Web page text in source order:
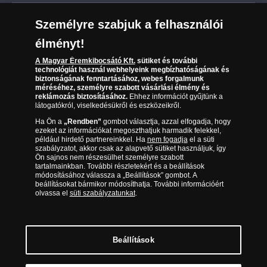
Kézbesítés
Reklamáció
Visszaküldés
Elállási űrlap
Karrier
Sütik (cookies) használata
Süti (cookies)Beállítások
Társaságunkról
Az érmék és érmek ára és értéke
Gyakran ismételt kérdések
Adatkezelés
06 80 888 889
(díjmentesen hívható hétfőtől csütörtökig 9.00 és 17.00
óra között, péntekenként 9.00 és 15.00 óra között)
Magyar Éremkibocsátó Kft. 1134 Budapest, Váci út 33. Cégjegyzékszám: 01-09-
957944, Adószám: 23275395-2-41 A Társaság a Magyar Kereskedelmi
Személyre szabjuk a felhasználói
élményt!
A Magyar Éremkibocsátó Kft.sütiket és további
technológiát használ webhelyeink megbízhatóságának és
biztonságának fenntartásához, webes forgalmunk
méréséhez, személyre szabott vásárlási élmény és
reklámozás biztosításához.Ehhez információt gyűjtünk a
látogatókról, viselkedésükről és eszközeikről.
Ha Ön a „Rendben”gombot választja, azzal elfogadja, hogy
ezeket az információkat megoszthatjuk harmadik felekkel,
például hirdető partnereinkkel. Ha nem fogadjael a süti
szabályzatot, akkor csak az alapvető sütiket használjuk, így
Ön sajnos nem részesülhet személyre szabott
tartalmainkban. További részletekért és a beállítások
módosításához válassza a „Beállítások” gombot. A
beállításokat bármikor módosíthatja. További információért
olvassa el süti szabályzatunkat.
Beállítások